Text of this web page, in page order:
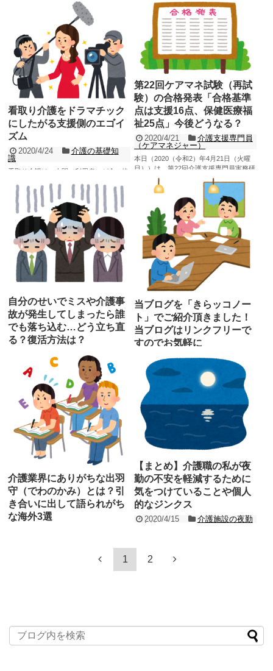
介護職員の特
人間の思考には大きく分けて「ポジティ
ブ（積極的・前向き）」と「ネガティブ
（消極的・否定的）」の2つがありま
す。 一般的に、ネガ...
記事を読む
退職理由の上位に位置する重要な改善ポ
イントです。 過去記事で介護現場にあり
がちな人間関係に...
記事を読む
看取り介護をドラマチック
にしたがる支援側のエゴイ
ズム
2020/4/24
介護の基礎知
識
看取り介護は、人間（利用者）が命の終
どうしても「特別感」を感じがちです。
ですから、「特殊...
記事を読む
第22回ケアマネ試験（再試
験）の合格発表「合格基準
点は支援16点、保健医療福
祉25点」今後どうなる？
2020/4/21
介護支援専門員
（ケアマネジャー）
本日（2020（令和2）年4月21日（火曜
日））は、第22回介護支援専門員実務研
修受講試験（以下、ケアマネ試験）の再
試験の合格発表日...
記事を読む
自分のせいでミスや介護事
故が発生してしまったら誰
でも落ち込む…どう立ち直
る？復活方法は？
リアル介護現場
介護現場で働いていると必ずミスや介護
事故が発生します。 インシデントやアク
シデントと呼ばれるものです。 例えば、
記事を読む
当ブログを「きらッコノー
ト」でご紹介頂きました！
当ブログはリンクフリーで
すのでお気軽に
2020/4/19
ブログについ
先日、（広告）【介護ワーカー】のお役
立ちコラムに弊ブログを紹介して頂いた
ことを記事にしました。 下記記事をご参
照下さい。 ...
記事を読む
介護業界にありがちな出羽
守（でわのかみ）とは？引
き合いに出して語られがち
な海外3選
知でしょうか。 あまり聞き慣れない言葉
ですが、出羽守とは「海外や他業界など
【まとめ】介護職の私が夜
勤の不安を軽減するために
気をつけていることや個人
的なジンクス
2020/4/15
介護施設の夜勤
所）によっても違ってくるでしょうが、
大体「20時頃～翌朝7時頃までは夜勤者
1 2